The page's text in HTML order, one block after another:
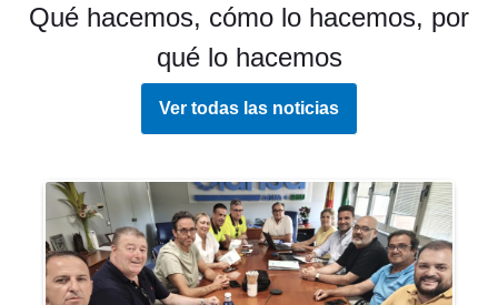
Qué hacemos, cómo lo hacemos, por
qué lo hacemos
Ver todas las noticias